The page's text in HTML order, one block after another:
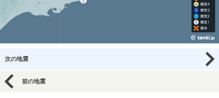
次の地震
前の地震